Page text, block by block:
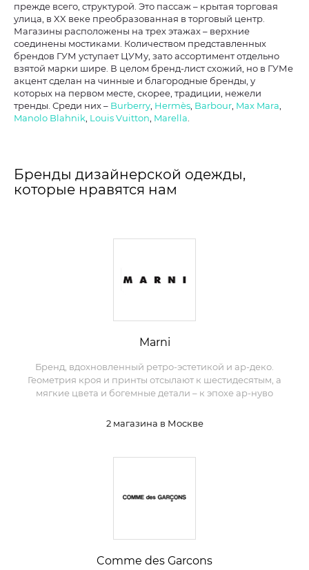
прежде всего, структурой. Это пассаж – крытая торговая
улица, в XX веке преобразованная в торговый центр.
Магазины расположены на трех этажах – верхние
соединены мостиками. Количеством представленных
брендов ГУМ уступает ЦУМу, зато ассортимент отдельно
взятой марки шире. В целом бренд-лист схожий, но в ГУМе
акцент сделан на чинные и благородные бренды, у
которых на первом месте, скорее, традиции, нежели
тренды. Среди них – Burberry Hermès Barbour Max Mara
Manolo Blahnik Louis Vuitton Marella
Бренды дизайнерской одежды,
которые нравятся нам
Marni
Бренд, вдохновленный ретро-эстетикой и ар-деко.
Геометрия кроя и принты отсылают к шестидесятым, а
мягкие цвета и богемные детали – к эпохе ар-нуво
2 магазина в Москве
Comme des Garcons